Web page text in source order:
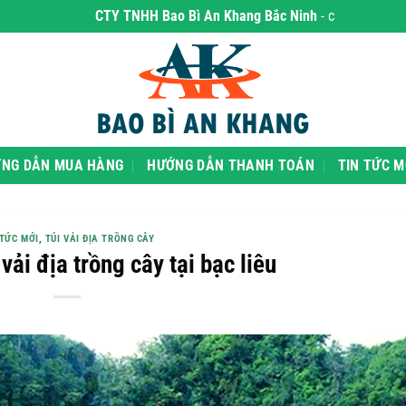
CTY TNHH Bao Bì An Khang Bắc Ninh- chuyên phân phối sỉ
DẪN MUA HÀNG HƯỚNG DẪN THANH TOÁN TIN TỨC
MỚI , TÚI VẢI ĐỊA TRỒNG CÂY
địa trồng cây tại bạc liêu